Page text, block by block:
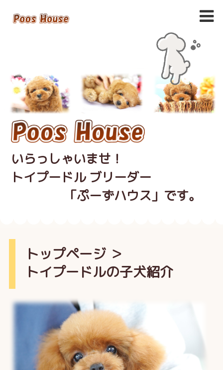
いらっしゃいませ！
トイプードル ブリーダー
「ぷーずハウス」です。
トップページ＞
トイプードルの子犬紹介